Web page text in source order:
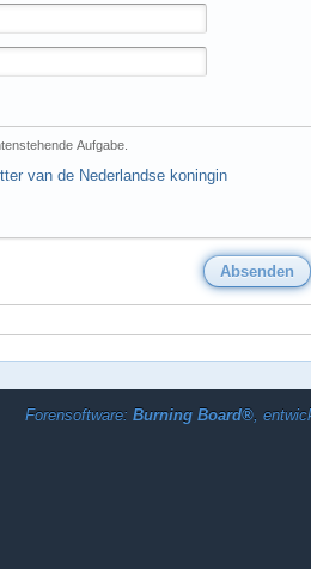
Aufgabe.
van de Nederlandse koningin
Forensoftware: Burning Board®,